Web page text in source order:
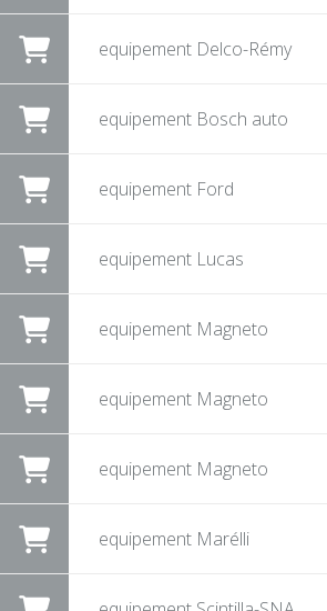
equipement Delco-Rémy
equipement Bosch auto
equipement Ford
equipement Lucas
equipement Magneto
equipement Magneto
equipement Magneto
equipement Marélli